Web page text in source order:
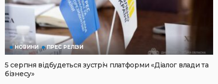
НОВИНИ ПРЕС РЕЛІЗИ
5 серпня відбудеться зустріч платформи «Діалог влади та
бізнесу»